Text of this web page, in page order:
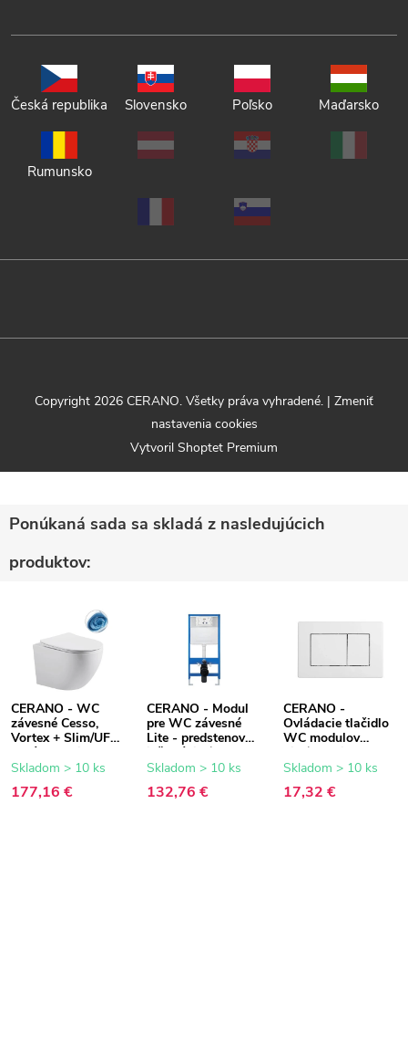
Česká republika Slovensko Poľsko Maďarsko
Rumunsko
Vytvoril Shoptet Premium
Copyright 2026 CERANO. Všetky práva vyhradené. | Zmeniť
nastavenia cookies
Ponúkaná sada sa skladá z nasledujúcich
produktov:
CERANO - WC
závesné Cesso,
Vortex + Slim/UF
sedátko - biela
lesklá - 49x36 cm
Skladom > 10 ks
177,16 €
CERANO - Modul
pre WC závesné
Lite - predstenová
inštalácia /
sadrokartón -
Skladom > 10 ks
132,76 €
CERANO -
Ovládacie tlačidlo
WC modulov
Lite/Classic - ABS
- biela
Skladom > 10 ks
17,32 €